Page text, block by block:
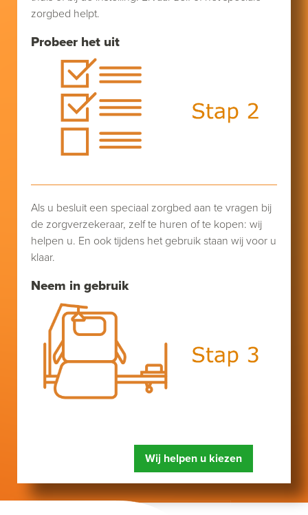
Probeer het uit
zorgbed helpt.
Neem in gebruik
Als u besluit een speciaal zorgbed aan te vragen bij
de zorgverzekeraar, zelf te huren of te kopen: wij
helpen u. En ook tijdens het gebruik staan wij voor u
klaar.
Wij helpen u kiezen